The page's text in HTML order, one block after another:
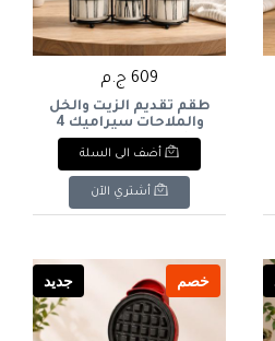
609 ج.م
طقم تقديم الزيت والخل
والملاحات سيراميك 4
قطع مع حامل معدني
أسود (أوف وايت بنقشة
خطوط سوداء). & : 4-
Piece Ceramic Oil,
Vinegar, Salt & Pepper
أضف الى السلة
أشتري الآن
خصم جديد